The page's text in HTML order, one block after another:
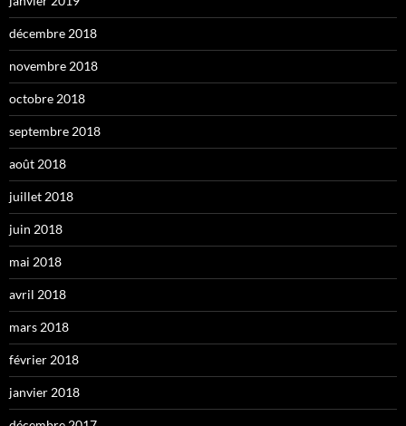
décembre 2018
novembre 2018
octobre 2018
septembre 2018
août 2018
juillet 2018
juin 2018
mai 2018
avril 2018
mars 2018
février 2018
janvier 2018